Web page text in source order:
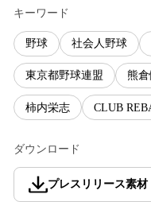
キーワード
野球 社会人野球
東京都野球連盟 熊
柿内栄志 CLUB
ダウンロード
プレスリリース素材